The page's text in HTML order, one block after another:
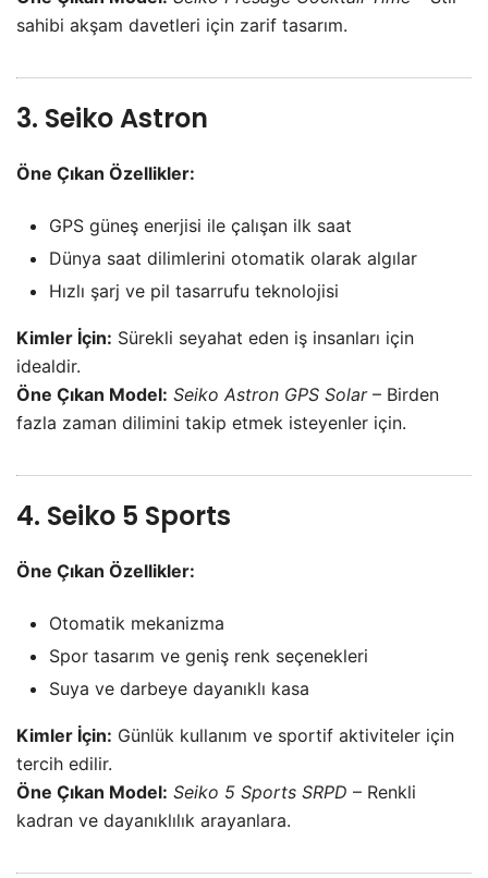
sahibi akşam davetleri için zarif tasarım.
3. Seiko Astron
Öne Çıkan Özellikler:
GPS güneş enerjisi ile çalışan ilk saat
Dünya saat dilimlerini otomatik olarak algılar
Hızlı şarj ve pil tasarrufu teknolojisi
Kimler İçin: Sürekli seyahat eden iş insanları için
idealdir.
Öne Çıkan Model: Seiko Astron GPS Solar– Birden
fazla zaman dilimini takip etmek isteyenler için.
4. Seiko 5 Sports
Öne Çıkan Özellikler:
Otomatik mekanizma
Spor tasarım ve geniş renk seçenekleri
Suya ve darbeye dayanıklı kasa
Kimler İçin: Günlük kullanım ve sportif aktiviteler için
tercih edilir.
Öne Çıkan Model: Seiko 5 Sports SRPD – Renkli
kadran ve dayanıklılık arayanlara.